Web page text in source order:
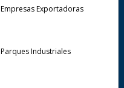
Empresas Exportadoras
Parques Industriales